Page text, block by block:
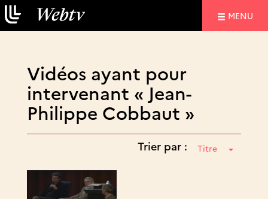
MENU
Vidéos ayant pour
intervenant « Jean-
Philippe Cobbaut »
Trier par : Titre